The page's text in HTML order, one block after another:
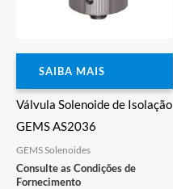
SAIBA MAIS
Válvula Solenoide de Isolação
GEMS AS2036
GEMS Solenoides
Consulte as Condições de
Fornecimento